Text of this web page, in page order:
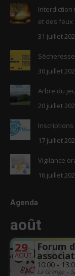
in
new
window
new
window
Interdiction
et des
31 juillet
30 juillet
Arbre du
20 juillet
17 juillet
Vigilance
16 juillet
Agenda
août
29
AOÛT
Forum
10:00 -
La Grange –